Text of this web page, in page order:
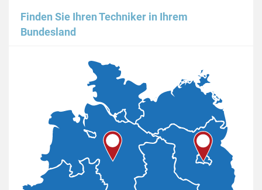
Finden Sie Ihren Techniker in Ihrem
Bundesland